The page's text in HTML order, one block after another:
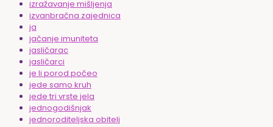
izražavanje mišljenja
izvanbračna zajednica
ja
jačanje imuniteta
jasličarac
jasličarci
je li porod počeo
jede samo kruh
jede tri vrste jela
jednogodišnjak
jednoroditeljska obitelj